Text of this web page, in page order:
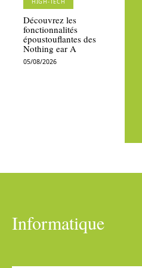
HIGH-TECH
Découvrez les
fonctionnalités
époustouflantes des
Nothing ear A
05/08/2026
Informatique